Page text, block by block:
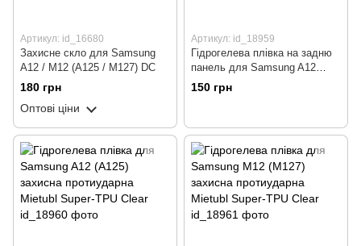
Артикул: id_16680
Захисне скло для Samsung
A12 / M12 (A125 / M127) DC
180 грн
Оптові ціни
Артикул: id_18959
Гідрогелева плівка на задню
панель для Samsung A12
(A125) захисна протиударна
Mietubl Super-TPU Clear
150 грн